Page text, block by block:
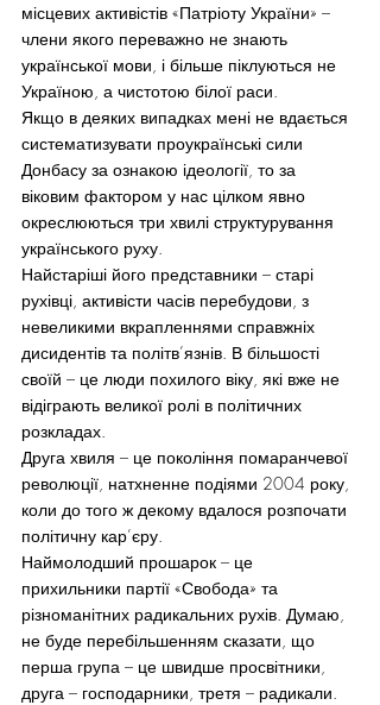
місцевих активістів «Патріоту України» –
члени якого переважно не знають
української мови, і більше піклуються не
Україною, а чистотою білої раси.
Якщо в деяких випадках мені не вдається
систематизувати проукраїнські сили
Донбасу за ознакою ідеології, то за
віковим фактором у нас цілком явно
окреслюються три хвилі структурування
українського руху.
Найстаріші його представники – старі
рухівці, активісти часів перебудови, з
невеликими вкрапленнями справжніх
дисидентів та політв’язнів. В більшості
своїй – це люди похилого віку, які вже не
відіграють великої ролі в політичних
розкладах.
Друга хвиля – це покоління помаранчевої
революції, натхненне подіями 2004 року,
коли до того ж декому вдалося розпочати
політичну кар’єру.
Наймолодший прошарок – це
прихильники партії «Свобода» та
різноманітних радикальних рухів. Думаю,
не буде перебільшенням сказати, що
перша група – це швидше просвітники,
друга – господарники, третя – радикали.